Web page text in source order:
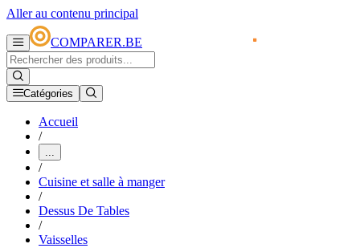
Aller au contenu principal
COMPARER.BE
Catégories
Accueil
/
...
/
Cuisine et salle à manger
/
Dessus De Tables
/
Vaisselles